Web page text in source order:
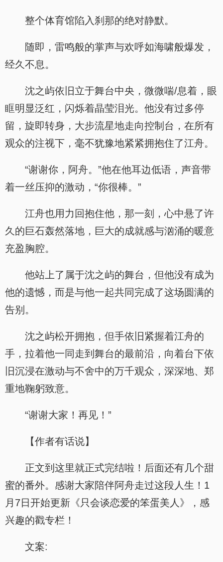
整个体育馆陷入刹那的绝对静默。
随即，雷鸣般的掌声与欢呼如海啸般爆发，
经久不息。
沈之屿依旧立于舞台中央，微微喘/息着，眼
眶明显泛红，闪烁着晶莹泪光。他没有过多停
留，旋即转身，大步流星地走向控制台，在所有
观众的注视下，毫不犹豫地紧紧拥抱住了江舟。
“谢谢你，阿舟。”他在他耳边低语，声音带
着一丝压抑的激动，“你很棒。”
江舟也用力回抱住他，那一刻，心中悬了许
久的巨石轰然落地，巨大的成就感与汹涌的暖意
充盈胸腔。
他站上了属于沈之屿的舞台，但他没有成为
他的遗憾，而是与他一起共同完成了这场圆满的
告别。
沈之屿松开拥抱，但手依旧紧握着江舟的
手，拉着他一同走到舞台的最前沿，向着台下依
旧沉浸在激动与不舍中的万千观众，深深地、郑
重地鞠躬致意。
“谢谢大家！再见！”
【作者有话说】
正文到这里就正式完结啦！后面还有几个甜
蜜的番外。感谢大家陪伴阿舟走过这段人生！1
月7日开始更新《只会谈恋爱的笨蛋美人》，感
兴趣的戳专栏！
文案: